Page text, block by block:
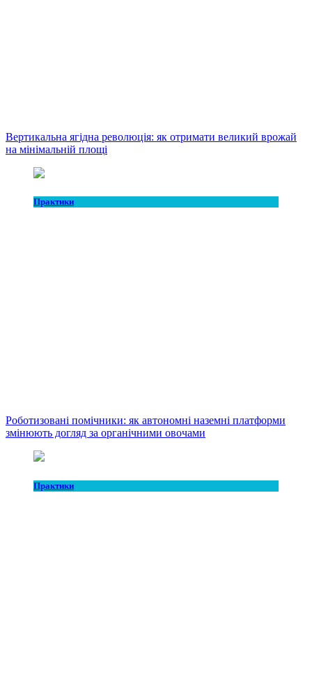
Вертикальна ягідна революція: як отримати великий врожай
на мінімальній площі
Практики
Роботизовані помічники: як автономні наземні платформи
змінюють догляд за органічними овочами
Практики